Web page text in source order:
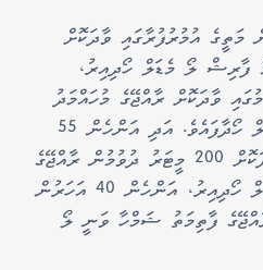
35 އަހަރުން މަތީގެ އުމުރުފުރާގައި ވާދަކޮށް
ފާރިޝް ލޯ މެޑަލް ހޯދިއިރު،
މީޓަރު ދުވުމުގައި ވާދަކޮށް ރާއްޖޭގެ މުހައްމަދު
ރަޝީދު (މޯޑް) ވަނީ ރިހި މެޑަލް ހޯދާފައެވެ. އަދި އަންހެން 55
އަހަރުން މަތީގެ އުމުރުފުގާއި ވާދަކޮށް 200 މީޓަރު ދުވުމުން ރާއްޖޭގެ
ނާފިޒާ އަހުމަދު (ނާފީ) ލޯ މެޑަލް ހޯދިއިރު، އަންހެން 40 އަހަރުން
ރާއްޖޭގެ ފާތިމަތު ޝަމްހާ ވަނީ ލޯ